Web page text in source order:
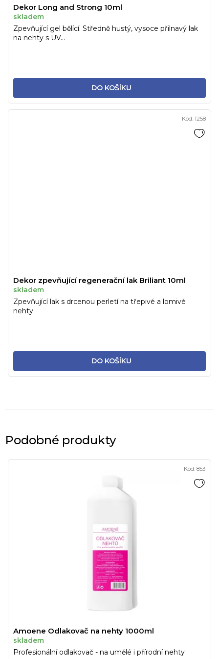
Dekor Long and Strong 10ml
skladem
DO KOŠÍKU
Zpevňující gel bělící. Středně hustý, vysoce přilnavý lak
na nehty s UV...
Dekor zpevňující regenerační lak Briliant 10ml
skladem
DO KOŠÍKU
Zpevňující lak s drcenou perletí na třepivé a lomivé
nehty.
Kód: 1258
Podobné produkty
Amoene Odlakovač na nehty 1000ml
skladem
Profesionální odlakovač - na umělé i přírodní nehty
Kód: 853